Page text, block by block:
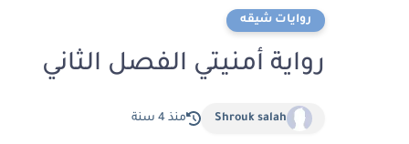
روايات شيقه
رواية أمنيتي الفصل الثاني
Shrouk salah منذ 4 سنة